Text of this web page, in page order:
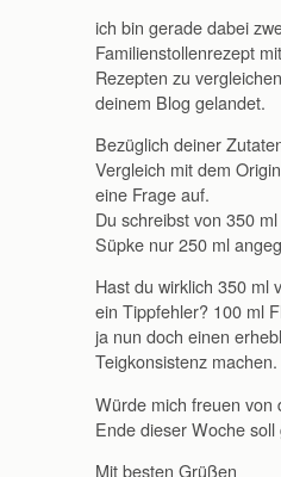
ich bin gerade dabei
Familienstollenrezept
Rezepten zu
deinem Blog gelandet.
Bezüglich deiner
Vergleich mit dem
eine Frage auf.
Du schreibst von 350
Süpke nur 250 ml
Hast du wirklich 350 ml
ein Tippfehler? 100 ml
ja nun doch einen
Teigkonsistenz machen.
Würde mich freuen von
Ende dieser Woche
Mit besten Grüßen